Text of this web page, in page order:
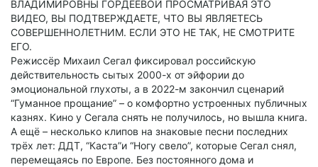
ВЛАДИМИРОВНЫ ГОРДЕЕВОЙ ПРОСМАТРИВАЯ ЭТО
ВИДЕО, ВЫ ПОДТВЕРЖДАЕТЕ, ЧТО ВЫ ЯВЛЯЕТЕСЬ
СОВЕРШЕННОЛЕТНИМ. ЕСЛИ ЭТО НЕ ТАК, НЕ СМОТРИТЕ
ЕГО.
Режиссёр Михаил Сегал фиксировал российскую
действительность сытых 2000-х от эйфории до
эмоциональной глухоты, а в 2022-м закончил сценарий
“Гуманное прощание” – о комфортно устроенных публичных
казнях. Кино у Сегала снять не получилось, но вышла книга.
А ещё – несколько клипов на знаковые песни последних
трёх лет: ДДТ, “Каста”и “Ногу свело”, которые Сегал снял,
перемещаясь по Европе. Без постоянного дома и